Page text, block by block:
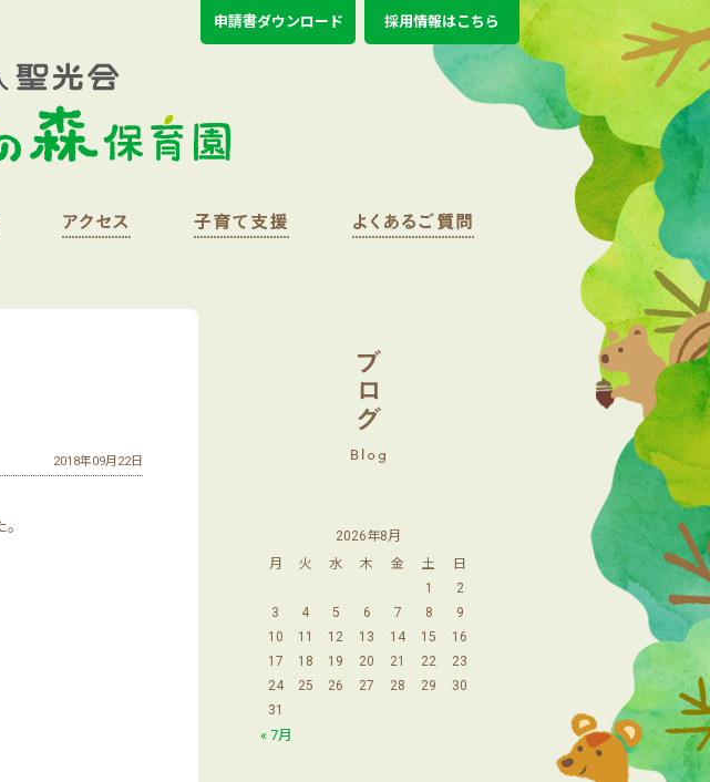
採用情報はこちら
申請書ダウンロード
2018年09月22日
2026年8月
月
火 水 木 金 土 日
« 7月
1
2
3
4 5 6 7 8
9
10
11 12 13 14 15
16
17
18 19 20 21 22
23
24
25 26 27 28 29
30
31